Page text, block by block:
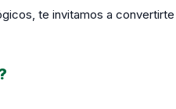
te invitamos a